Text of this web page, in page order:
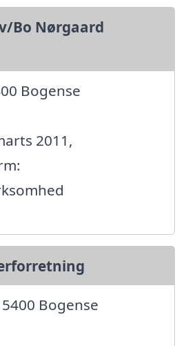
Bo Nørgaard
Bogense
2011,
Bogense